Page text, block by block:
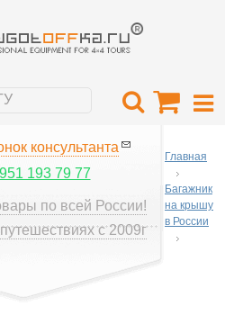
консультанта
193 79 77
по всей России!
с 2009г
Главная
Багажник
на крышу
в России